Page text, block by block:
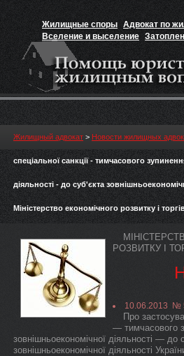
Жилищные споры Адвокат по
Вселение и выселение
Признание прав на жильё
Жилищный адвокат > Новости жилищных
спеціальної санкції - тимчасового
діяльності - до суб'єкта
Міністерство економічного розвитку і
РОЗВИТКУ І
10.06.2013 №
Про
— тимчасового
зовнішньоекономічної діяльності — до
зовнішньоекономічної діяльності